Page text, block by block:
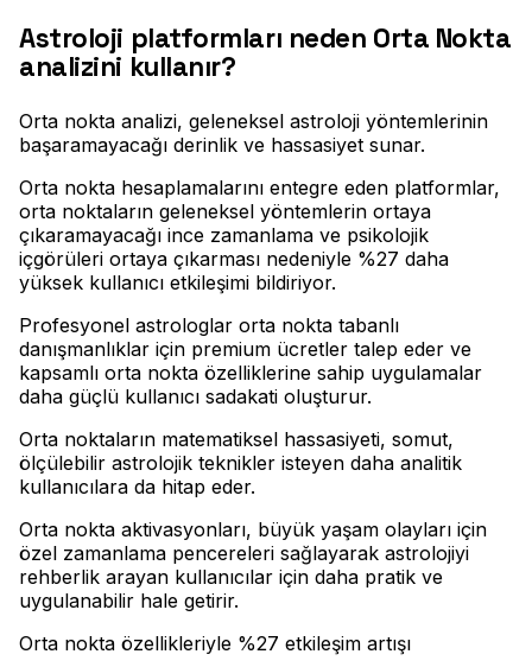
Astroloji platformları neden Orta Nokta
analizini kullanır?
Orta nokta analizi, geleneksel astroloji yöntemlerinin
başaramayacağı derinlik ve hassasiyet sunar.
Orta nokta hesaplamalarını entegre eden platformlar,
orta noktaların geleneksel yöntemlerin ortaya
çıkaramayacağı ince zamanlama ve psikolojik
içgörüleri ortaya çıkarması nedeniyle %27 daha
yüksek kullanıcı etkileşimi bildiriyor.
Profesyonel astrologlar orta nokta tabanlı
danışmanlıklar için premium ücretler talep eder ve
kapsamlı orta nokta özelliklerine sahip uygulamalar
daha güçlü kullanıcı sadakati oluşturur.
Orta noktaların matematiksel hassasiyeti, somut,
ölçülebilir astrolojik teknikler isteyen daha analitik
kullanıcılara da hitap eder.
Orta nokta aktivasyonları, büyük yaşam olayları için
özel zamanlama pencereleri sağlayarak astrolojiyi
rehberlik arayan kullanıcılar için daha pratik ve
uygulanabilir hale getirir.
Orta nokta özellikleriyle %27 etkileşim artışı